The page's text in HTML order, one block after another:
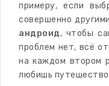
примеру, если
совершенно
андроид, чтобы
проблем нет, всё
на каждом втором
любишь